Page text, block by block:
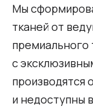
Мы
тканей от
премиального
с
производятся
и недоступны